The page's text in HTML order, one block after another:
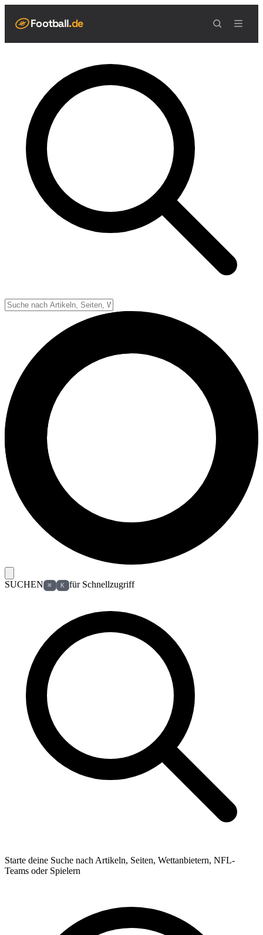
Football.de
Live Scores
Spielplan
Teams
Tabelle
Football Regeln
Punkte & Scoring
Strafen & Fouls
Schiedsrichter
Football Lexikon
SUCHEN ⌘ K für Schnellzugriff
Starte deine Suche nach Artikeln, Seiten, Wettanbietern, NFL-
Teams oder Spielern